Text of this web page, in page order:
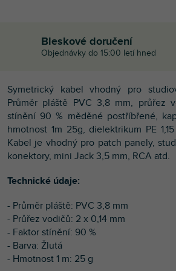
Bleskové doručení
Objednávky do 15:00 letí hned
Symetrický kabel vhodný pro
Průměr pláště PVC 3,8 mm, průřez
stínění 90 % měděné postříbřené,
hmotnost 1m 25g, dielektrikum PE
Kabel je vhodný pro patch panely,
konektory, mini Jack 3,5 mm, RCA atd.
Technické údaje:
- Průměr pláště: PVC 3,8 mm
- Průřez vodičů: 2 x 0,14 mm
- Faktor stínění: 90 %
- Barva: Žlutá
- Hmotnost 1 m: 25 g